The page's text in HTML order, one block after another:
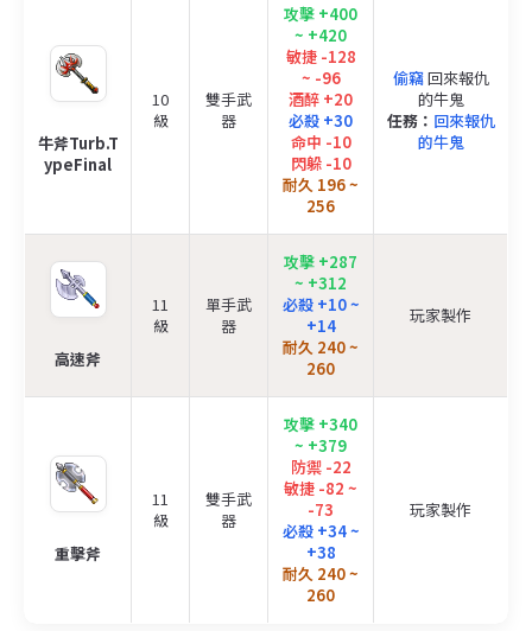
牛斧Turb.T
ypeFinal
10
級
雙手武
器
攻擊 +400
~ +420
敏捷 -128
~ -96
酒醉 +20
必殺 +30
命中 -10
閃躲 -10
耐久 196 ~
256
偷竊回來報仇
的牛鬼
任務： 回來報仇
的牛鬼
高速斧
11
級
單手武
器
攻擊 +287
~ +312
必殺 +10 ~
+14
耐久 240 ~
260
玩家製作
重擊斧
11
級
雙手武
器
攻擊 +340
~ +379
防禦 -22
敏捷 -82 ~
-73
必殺 +34 ~
+38
耐久 240 ~
260
玩家製作